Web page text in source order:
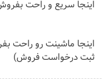
اینجا سریع و راحت
اینجا ماشینت رو راحت
ثبت درخواست فروش)